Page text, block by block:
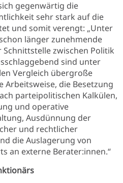
gegenwärtig die
sehr stark auf die
und somit verengt: „Unter
länger zunehmende
zwischen Politik
sind unter
Vergleich übergroße
die Besetzung
parteipolitischen Kalkülen,
und operative
Ausdünnung der
und rechtlicher
die Auslagerung von
an externe Berater:innen.“